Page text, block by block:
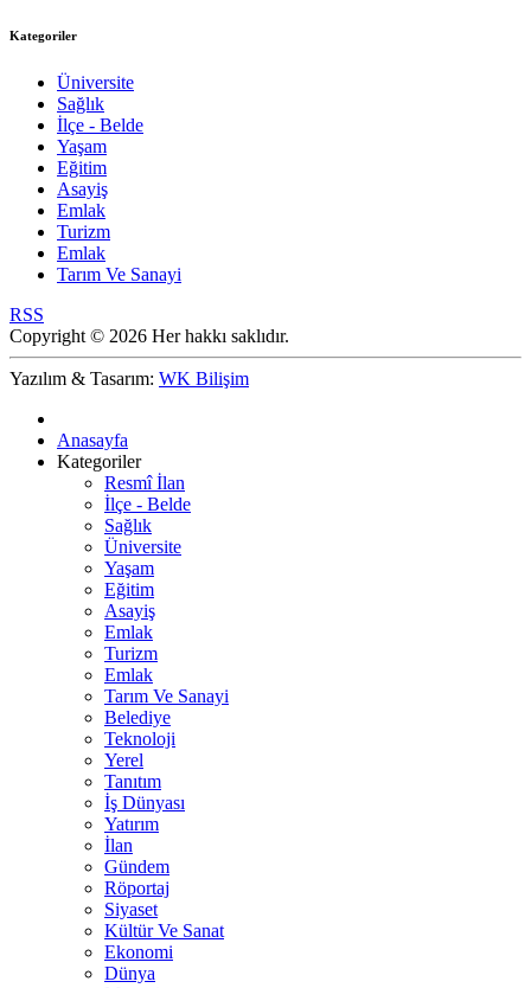
Kategoriler
Üniversite
Sağlık
İlçe - Belde
Yaşam
Eğitim
Asayiş
Emlak
Turizm
Emlak
Tarım Ve Sanayi
RSS
Copyright © 2026 Her hakkı saklıdır.
Yazılım & Tasarım: WK Bilişim
Anasayfa
Kategoriler
Resmî İlan
İlçe - Belde
Sağlık
Üniversite
Yaşam
Eğitim
Asayiş
Emlak
Turizm
Emlak
Tarım Ve Sanayi
Belediye
Teknoloji
Yerel
Tanıtım
İş Dünyası
Yatırım
İlan
Gündem
Röportaj
Siyaset
Kültür Ve Sanat
Ekonomi
Dünya